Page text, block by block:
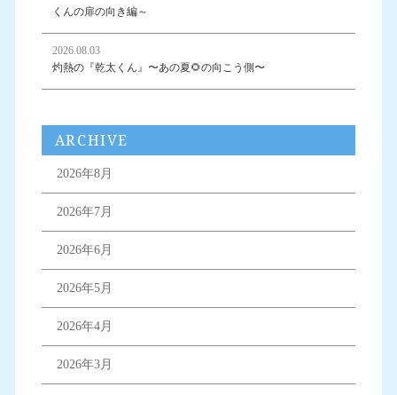
くんの扉の向き編～
2026.08.03
灼熱の『乾太くん』〜あの夏🌻の向こう側〜
ARCHIVE
2026年8月
2026年7月
2026年6月
2026年5月
2026年4月
2026年3月